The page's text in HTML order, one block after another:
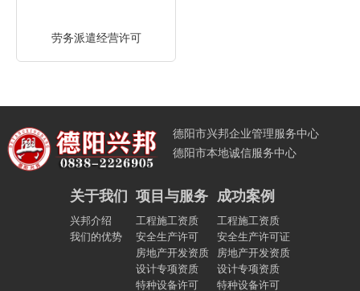
劳务派遣经营许可
德阳市兴邦企业管理服务中心
德阳市本地诚信服务中心
关于我们
兴邦介绍
我们的优势
项目与服务
工程施工资质
安全生产许可
房地产开发资质
设计专项资质
特种设备许可
成功案例
工程施工资质
安全生产许可证
房地产开发资质
设计专项资质
特种设备许可